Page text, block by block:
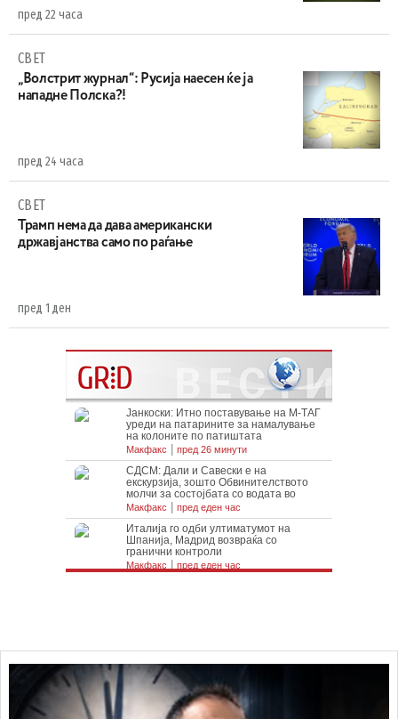
пред 22 часа
СВЕТ
„Волстрит журнал“: Русија наесен ќе ја
нападне Полска?!
пред 24 часа
СВЕТ
Трамп нема да дава американски
државјанства само по раѓање
пред 1 ден